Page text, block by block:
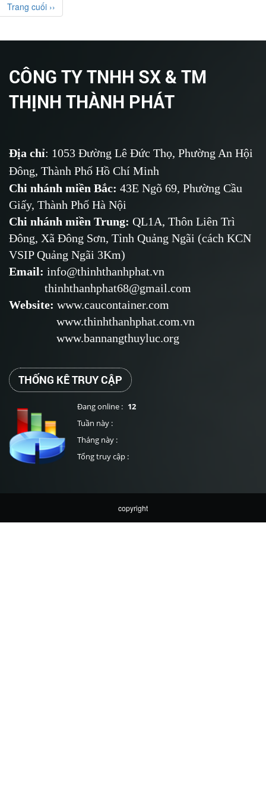
Trang cuối ››
CÔNG TY TNHH SX & TM
THỊNH THÀNH PHÁT
Địa chỉ: 1053 Đường Lê Đức Thọ, Phường An Hội
Đông, Thành Phố Hồ Chí Minh
Chi nhánh miền Bắc: 43E Ngõ 69, Phường Cầu
Giấy, Thành Phố Hà Nội
Chi nhánh miền Trung: QL1A, Thôn Liên Trì
Đông, Xã Đông Sơn, Tỉnh Quảng Ngãi (cách KCN
VSIP Quảng Ngãi 3Km)
Email: info@thinhthanhphat.vn
thinhthanhphat68@gmail.com
Website: www.caucontainer.com
www.thinhthanhphat.com.vn
www.bannangthuyluc.org
THỐNG KÊ TRUY CẬP
Đang online : 12
Tuần này :
Tháng này :
Tổng truy cập :
copyright